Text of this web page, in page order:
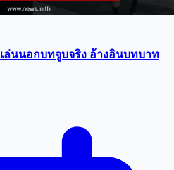
ล่นนอกบทจูบจริง อ้างอินบทบาท